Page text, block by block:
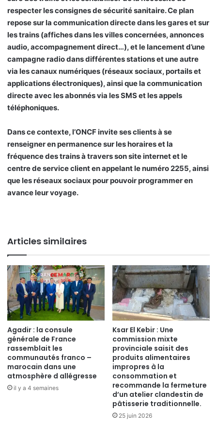
respecter les consignes de sécurité sanitaire. Ce plan
repose sur la communication directe dans les gares et sur
les trains (affiches dans les villes concernées, annonces
audio, accompagnement direct…), et le lancement d’une
campagne radio dans différentes stations et une autre
via les canaux numériques (réseaux sociaux, portails et
applications électroniques), ainsi que la communication
directe avec les abonnés via les SMS et les appels
téléphoniques.
Dans ce contexte, l’ONCF invite ses clients à se
renseigner en permanence sur les horaires et la
fréquence des trains à travers son site internet et le
centre de service client en appelant le numéro 2255, ainsi
que les réseaux sociaux pour pouvoir programmer en
avance leur voyage.
Articles similaires
Agadir : la consule
générale de France
rassemblait les
communautés franco –
marocain dans une
atmosphère d allégresse
il y a 4 semaines
Ksar El Kebir : Une
commission mixte
provinciale saisit des
produits alimentaires
impropres à la
consommation et
recommande la fermeture
d’un atelier clandestin de
pâtisserie traditionnelle.
25 juin 2026